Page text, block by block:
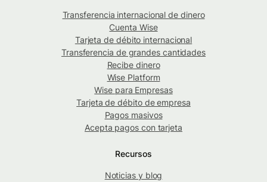
Transferencia internacional de dinero
Cuenta Wise
Tarjeta de débito internacional
Transferencia de grandes cantidades
Recibe dinero
Wise Platform
Wise para Empresas
Tarjeta de débito de empresa
Pagos masivos
Acepta pagos con tarjeta
Recursos
Noticias y blog